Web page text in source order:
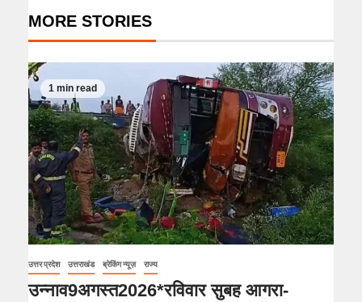
MORE STORIES
1 min read
उत्तर प्रदेश उत्तराखंड ब्रेकिंग न्यूज़ राज्य
उन्नाव9अगस्त2026*रविवार सुबह आगरा-